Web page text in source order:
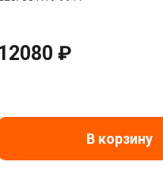
12080 ₽
В корзину